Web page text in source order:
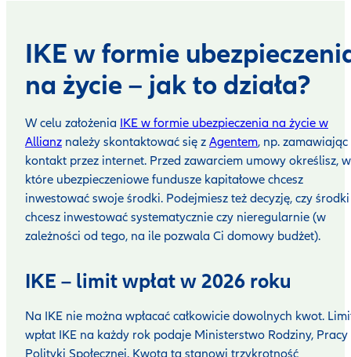
IKE w formie
na życie – jak to działa?
W celu założenia IKE w formie ubezpieczenia na życie w
Allianz należy skontaktować się z Agentem, np. zamawiając
kontakt przez internet. Przed zawarciem umowy określisz, w
które ubezpieczeniowe fundusze kapitałowe chcesz
inwestować swoje środki. Podejmiesz też decyzję, czy środki
chcesz inwestować systematycznie czy nieregularnie (w
zależności od tego, na ile pozwala Ci domowy budżet).
IKE – limit wpłat w 2026 roku
Na IKE nie można wpłacać całkowicie dowolnych kwot.
wpłat IKE na każdy rok podaje Ministerstwo Rodziny, Pracy